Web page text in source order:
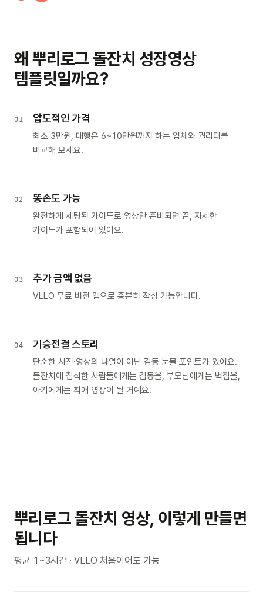
왜 뿌리로그 돌잔치 성장영상
템플릿일까요?
01 압도적인 가격
최소 3만원, 대행은 6~10만원까지 하는 업체와 퀄리티를
비교해 보세요.
02 똥손도 가능
완전하게 세팅된 가이드로 영상만 준비되면 끝, 자세한
가이드가 포함되어 있어요.
03 추가 금액 없음
VLLO 무료 버전 앱으로 충분히 작성 가능합니다.
04 기승전결 스토리
단순한 사진·영상의 나열이 아닌 감동 눈물 포인트가 있어요.
돌잔치에 참석한 사람들에게는 감동을, 부모님에게는 벅참을,
아기에게는 최애 영상이 될 거예요.
뿌리로그 돌잔치 영상, 이렇게 만들면
됩니다
평균 1~3시간 · VLLO 처음이어도 가능